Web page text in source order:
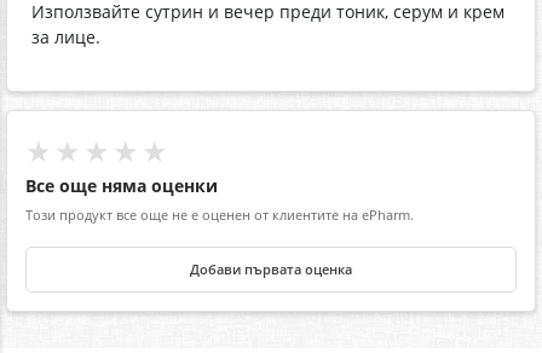
Използвайте сутрин и вечер преди тоник, серум и крем
за лице.
★★★★★
Все още няма оценки
Този продукт все още не е оценен от клиентите на ePharm.
Добави първата оценка